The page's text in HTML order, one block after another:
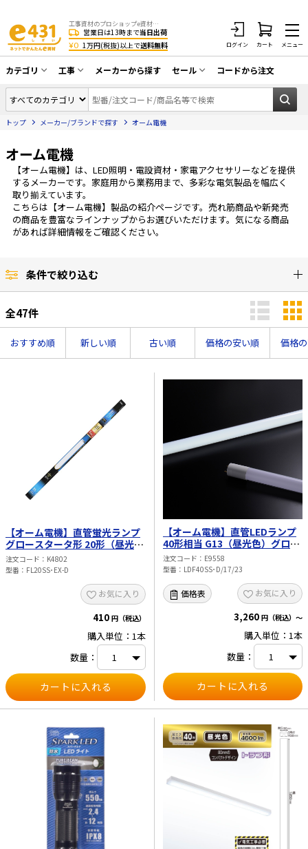
工事資材のプロショップe資材 CATV・アンテナ・防犯・光・LAN・電気・空調工事など
営業日は13時まで当日出荷
¥0 1万円(税抜)以上で送料無料 ログイン カート メニュー
カテゴリ
同軸ケーブル／テレビ用接栓／関連工具
アンテナ・取付金具・ブースター／CATV
配線補助具（モール・結束バンド・テー
プ類 他）
防犯工事関連
HDMIケーブル・周辺機器／RCAケーブル
電話線／コネクタ／アダプタ
LANケーブル・コネクタ・関連資材/機器
ネットワーク機器
エアコン・換気扇・空調資材
材/機器
電源ケーブル／コネクタ／分電盤／ブレ
電源タップ・延長コード
スイッチ・コンセント（配線器具）
PF管/FEP管/CD管/情報線保護管
工具関連
EV充電設備工事関連
e431オリジナル
販売終了品
工事
CATV・アンテナ工事
光工事・FTTH工事
防犯カメラ工事
LAN配線工事
電話工事
EV充電設備工事
太陽光発電工事
メーカーから探す セール
在庫一掃セール
コードから注文
トップ メーカー/ブランドで探す オーム電機
オーム電機
【オーム電機】は、LED照明・電設資材・家電アクセサリーなどを提供
するメーカーです。家庭用から業務用まで、多彩な電気製品を幅広く
取り揃えています。
こちらは【オーム電機】製品の紹介ページです。売れ筋商品や新発売
の商品を豊富なラインナップからお選びいただけます。気になる商品
があれば詳細情報をご確認ください。
条件で絞り込む
全47件
おすすめ順 新しい順 古い順 価格の安い順 価格
【オーム電機】直管蛍光ランプ
グロースタータ形 20形（昼光
色） FL20SS･EX-D
注文コード
K4802
型番
FL20SS･EX-D
お気に入り
410 円（税込）
購入単位：1本
数量：
【オーム電機】直管LEDランプ
40形相当 G13（昼光色）グロー
スタータ器具専用 片側給電仕様
LDF40SS･D/17/23
注文コード
E9558
型番
LDF40SS･D/17/23
価格表 お気に入り
3,260 円（税込）～
購入単位：1本
数量：